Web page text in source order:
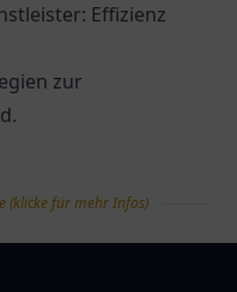
Effizienz
zur
(klicke für mehr Infos)